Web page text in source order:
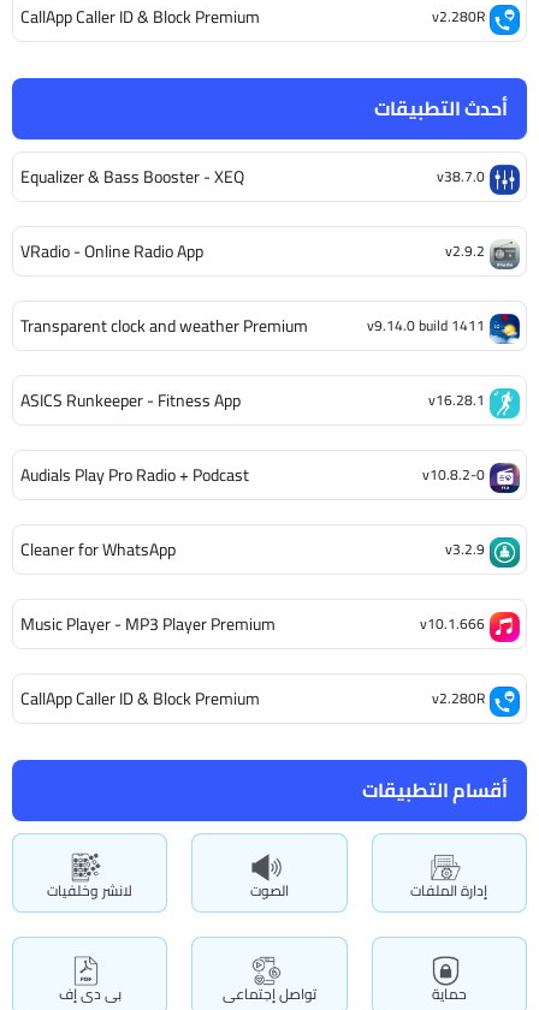
أقسام التطبيقات
إدارة الملفات الصوت لانشر وخلفيات
حماية تواصل إجتماعى بى دى إف
أحدث التطبيقات
Equalizer & Bass Booster - XEQ v38.7.0
VRadio - Online Radio App v2.9.2
Transparent clock and weather Premium v9.14.0 build 1411
ASICS Runkeeper - Fitness App v16.28.1
Audials Play Pro Radio + Podcast v10.8.2-0
Cleaner for WhatsApp v3.2.9
Music Player - MP3 Player Premium v10.1.666
CallApp Caller ID & Block Premium v2.280R
CallApp Caller ID & Block Premium v2.280R